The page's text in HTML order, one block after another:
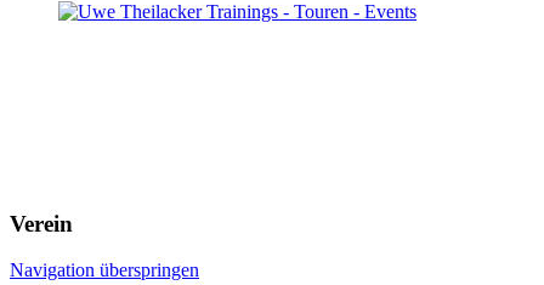
Verein
Navigation überspringen